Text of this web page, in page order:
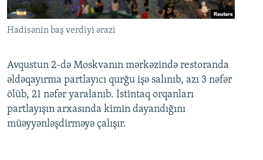
Hadisənin baş verdiyi ərazi
Avqustun 2-də Moskvanın mərkəzində restoranda
əldəqayırma partlayıcı qurğu işə salınıb, azı 3 nəfər
ölüb, 21 nəfər yaralanıb. İstintaq orqanları
partlayışın arxasında kimin dayandığını
müəyyənləşdirməyə çalışır.